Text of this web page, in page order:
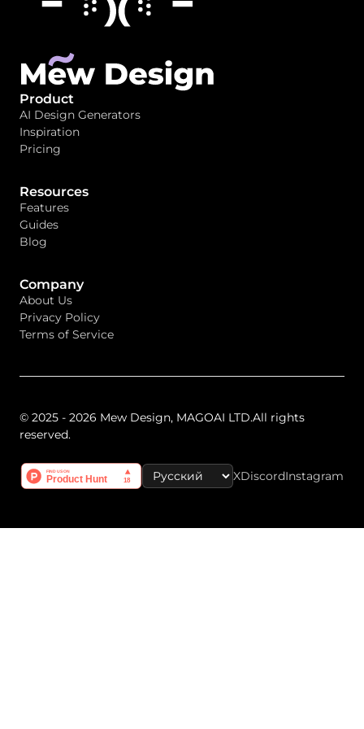
Product
AI Design Generators
Inspiration
Pricing
Resources
Features
Guides
Blog
Company
About Us
Privacy Policy
Terms of Service
© 2025 - 2026 Mew Design, MAGOAI LTD.All rights
reserved.
Select LanguageXDiscordInstagram